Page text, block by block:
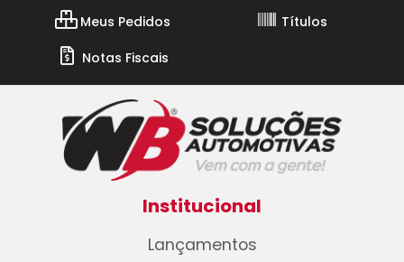
Meus Pedidos
Títulos
Notas Fiscais
Institucional
Lançamentos